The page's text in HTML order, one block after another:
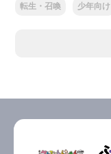
転生・召喚 少年向け